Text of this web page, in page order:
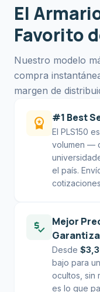
El
Favorito
Nuestro modelo
compra
margen de
workspace_premium #1 Best
El PLS150
volumen —
el país.
price_check Mejor
Desde
bajo para
ocultos, sin
es lo que